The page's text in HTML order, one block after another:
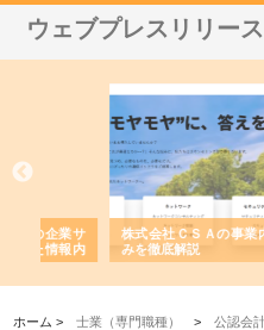
ウェブプレスリリース
株式会社ＣＳＡの事業内容と強
みを徹底解説
ホーム >士業（専門職種） >公認会